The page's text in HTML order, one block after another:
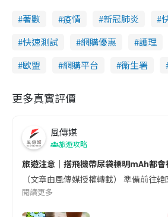
著數 疫情 新冠肺炎
快速測試
網購優惠 護理
歐盟
網購平台 衞生署
更多真實評價
風傳媒
旅遊攻略
旅遊注意｜搭飛機帶尿袋標明mAh都
（文章由風傳媒授權轉載） 準備前
閱讀更多